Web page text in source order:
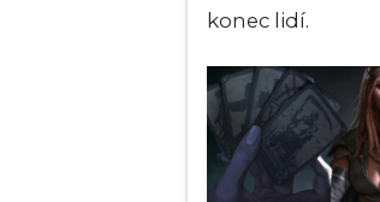
konec lidí.